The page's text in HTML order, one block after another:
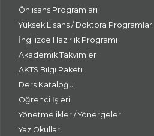
Önlisans Programları
Yüksek Lisans / Doktora Programları
İngilizce Hazırlık Programı
Akademik Takvimler
AKTS Bilgi Paketi
Ders Kataloğu
Öğrenci İşleri
Yönetmelikler / Yönergeler
Yaz Okulları